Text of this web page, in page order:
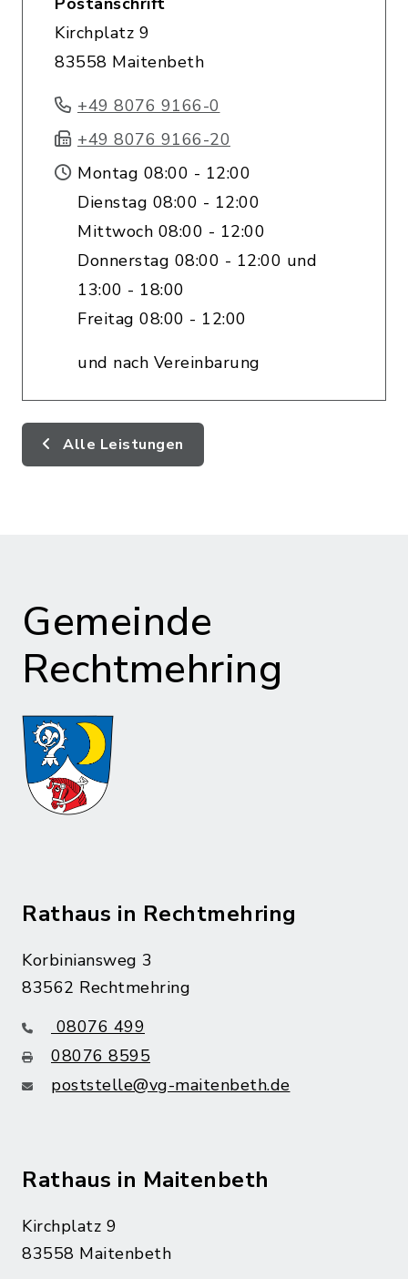
Kirchplatz 9
83558 Maitenbeth
+49 8076 9166-0
+49 8076 9166-20
Montag 08:00 - 12:00
Dienstag 08:00 - 12:00
Mittwoch 08:00 - 12:00
Donnerstag 08:00 - 12:00 und
13:00 - 18:00
Freitag 08:00 - 12:00
und nach Vereinbarung
Alle Leistungen
Gemeinde
Rechtmehring
Rathaus in Rechtmehring
Korbiniansweg 3
83562 Rechtmehring
08076 499
08076 8595
poststelle@vg-maitenbeth.de
Rathaus in Maitenbeth
Kirchplatz 9
83558 Maitenbeth